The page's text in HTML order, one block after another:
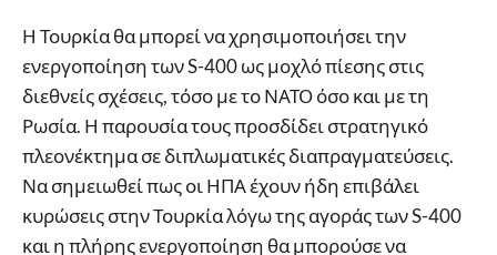
Η Τουρκία θα μπορεί να χρησιμοποιήσει την
ενεργοποίηση των S-400 ως μοχλό πίεσης στις
διεθνείς σχέσεις, τόσο με το ΝΑΤΟ όσο και με τη
Ρωσία. Η παρουσία τους προσδίδει στρατηγικό
πλεονέκτημα σε διπλωματικές διαπραγματεύσεις.
Να σημειωθεί πως οι ΗΠΑ έχουν ήδη επιβάλει
κυρώσεις στην Τουρκία λόγω της αγοράς των S-400
και η πλήρης ενεργοποίηση θα μπορούσε να